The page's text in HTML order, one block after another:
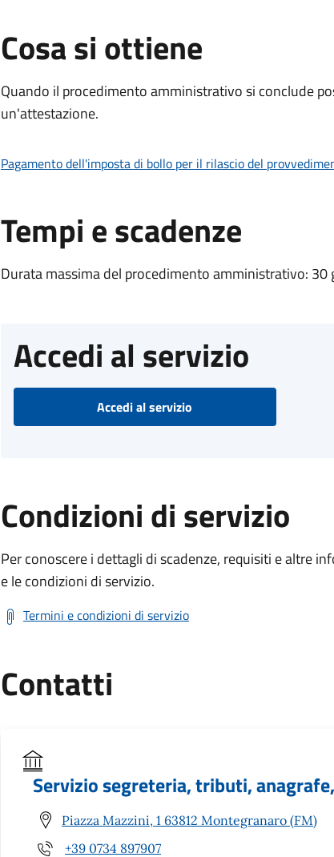
Cosa si ottiene
Quando il procedimento amministrativo si conclude
un'attestazione.
Pagamento dell'imposta di bollo per il rilascio del
Tempi e scadenze
Durata massima del procedimento amministrativo: 30
Accedi al servizio
Accedi al servizio
Condizioni di servizio
Per conoscere i dettagli di scadenze, requisiti e altre
e le condizioni di servizio.
Termini e condizioni di servizio
Contatti
Servizio segreteria, tributi,
Piazza Mazzini, 1 63812 Montegranaro (FM)
+39 0734 897907